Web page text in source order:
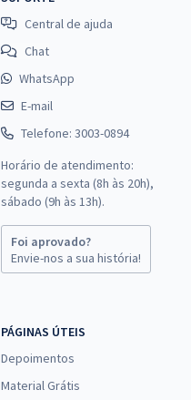
Central de ajuda
Chat
WhatsApp
E-mail
Telefone: 3003-0894
Horário de atendimento:
segunda a sexta (8h às 20h),
sábado (9h às 13h).
Foi aprovado?
Envie-nos a sua história!
PÁGINAS ÚTEIS
Depoimentos
Material Grátis